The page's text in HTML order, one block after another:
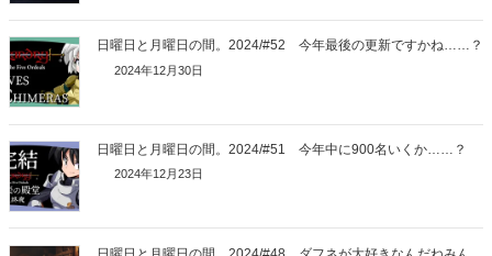
日曜日と月曜日の間。2024/#52 今年最後の更新ですかね……？
2024年12月30日
日曜日と月曜日の間。2024/#51 今年中に900名いくか……？
2024年12月23日